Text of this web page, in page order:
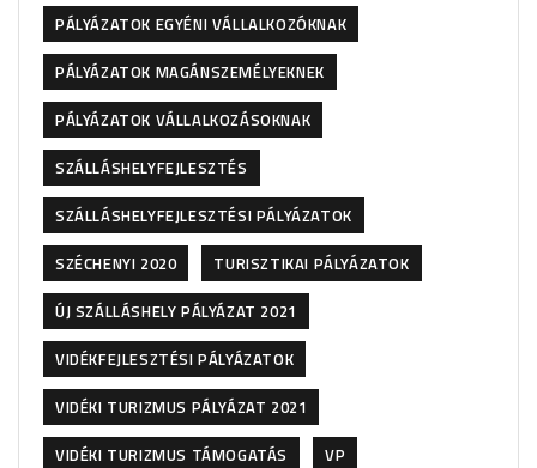
PÁLYÁZATOK EGYÉNI VÁLLALKOZÓKNAK
PÁLYÁZATOK MAGÁNSZEMÉLYEKNEK
PÁLYÁZATOK VÁLLALKOZÁSOKNAK
SZÁLLÁSHELYFEJLESZTÉS
SZÁLLÁSHELYFEJLESZTÉSI PÁLYÁZATOK
SZÉCHENYI 2020
TURISZTIKAI PÁLYÁZATOK
ÚJ SZÁLLÁSHELY PÁLYÁZAT 2021
VIDÉKFEJLESZTÉSI PÁLYÁZATOK
VIDÉKI TURIZMUS PÁLYÁZAT 2021
VIDÉKI TURIZMUS TÁMOGATÁS
VP